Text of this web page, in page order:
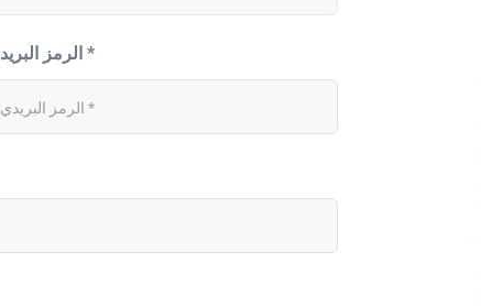
الرمز البريدي *